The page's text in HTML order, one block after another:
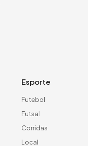
Esporte
Futebol
Futsal
Corridas
Local